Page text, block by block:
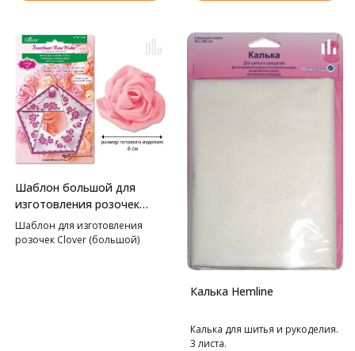
Шаблон большой для
изготовления розочек
Clover
Шаблон для изготовления
розочек Clover (большой)
Калька Hemline
Калька для шитья и рукоделия.
3 листа.